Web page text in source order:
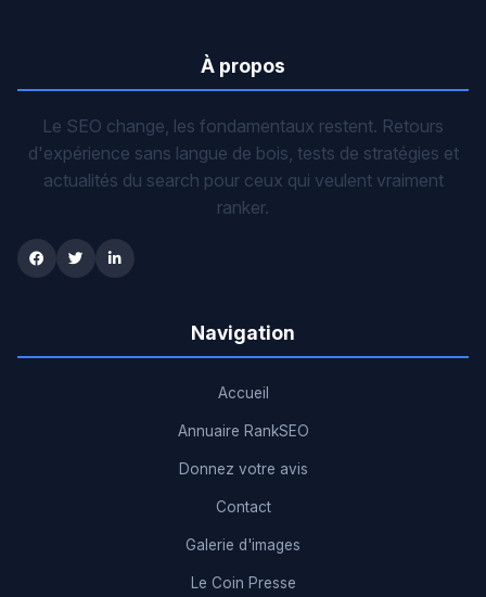
À propos
Le SEO change, les fondamentaux restent. Retours
d'expérience sans langue de bois, tests de stratégies et
actualités du search pour ceux qui veulent vraiment
ranker.
Navigation
Accueil
Annuaire RankSEO
Donnez votre avis
Contact
Galerie d'images
Le Coin Presse